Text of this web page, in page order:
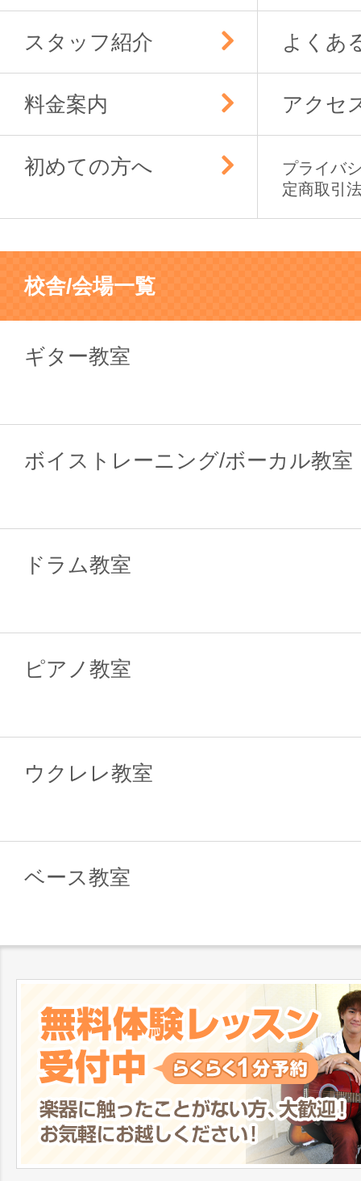
スタッフ紹介 よくあ
料金案内 アクセ
初めての方へ
プライバ
定商取引
校舎/会場一覧
ギター教室
ボイストレーニング/ボーカル教室
ドラム教室
ピアノ教室
ウクレレ教室
ベース教室